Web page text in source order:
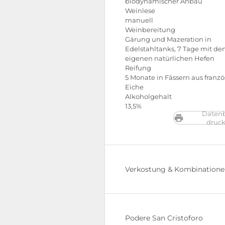
Weinlese
manuell
Weinbereitung
Gärung und Mazeration in
Edelstahltanks, 7 Tage mit
eigenen natürlichen Hefen
Reifung
5 Monate in Fässern aus
Eiche
Alkoholgehalt
13,5%
Verkostung &
Podere San Cristoforo